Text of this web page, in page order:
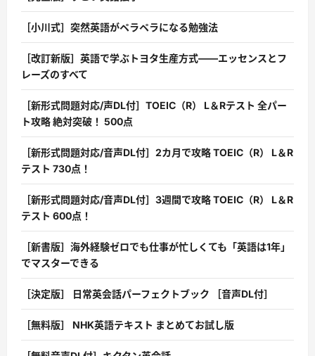
［小川式］突然英語がペラペラになる勉強法
［改訂新版］英語で学ぶトヨタ生産方式――エッセンスとフ
レーズのすべて
［新形式問題対応/声DL付］TOEIC（R） L＆Rテスト 全パー
ト攻略 絶対突破！ 500点
［新形式問題対応/音声DL付］2カ月で攻略 TOEIC（R） L＆R
テスト 730点！
［新形式問題対応/音声DL付］3週間で攻略 TOEIC（R） L＆R
テスト 600点！
［新書版］海外経験ゼロでも仕事が忙しくても「英語は1年」
でマスターできる
［決定版］ 日常英会話パーフェクトブック ［音声DL付］
［無料版］ NHK英語テキスト まとめてお試し版